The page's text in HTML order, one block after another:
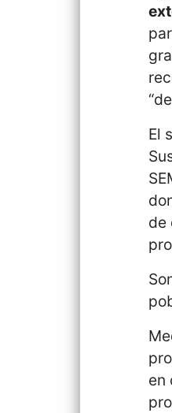
El
de
en